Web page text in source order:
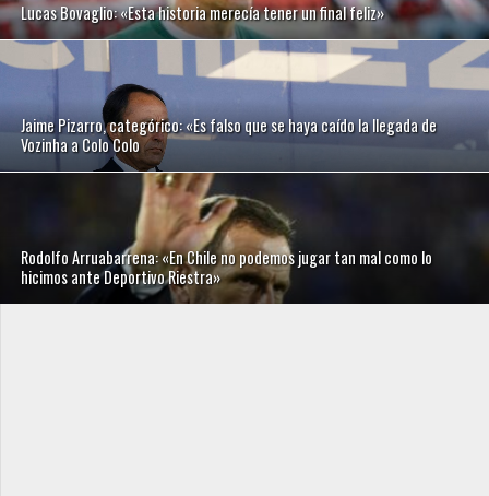
Lucas Bovaglio: «Esta historia merecía tener un final feliz»
Jaime Pizarro, categórico: «Es falso que se haya caído la llegada de
Vozinha a Colo Colo
Rodolfo Arruabarrena: «En Chile no podemos jugar tan mal como lo
hicimos ante Deportivo Riestra»